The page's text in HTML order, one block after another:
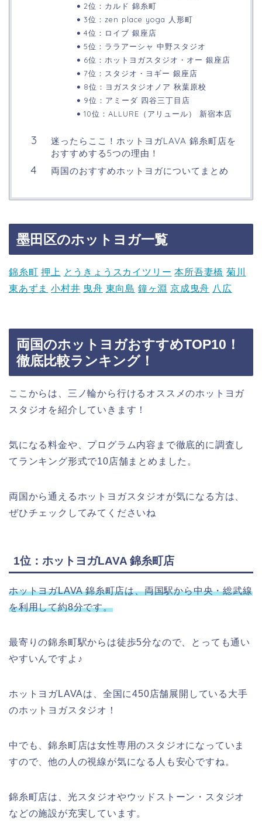
2位：カルド 錦糸町
3位：zen place yoga 人形町
4位：ロイブ 銀座店
5位：ララアーシャ 中野スタジオ
6位：ホットヨガスタジオ・オー 銀座店
7位：スタジオ・ヨギー 銀座店
8位：ヨガスタジオノア 秋葉原校
9位：アミーダ 四谷三丁目店
10位：ALLURE（アリュール） 新宿本店
迷ったらここ！ホットヨガLAVA 錦糸町店を
おすすめする5つの理由！
両国のおすすめホットヨガについてまとめ
墨田区のホットヨガ一覧
錦糸町 押上 とうきょうスカイツリー 本所吾妻橋 菊川
東あずま 小村井 曳舟 東向島 鐘ヶ淵 京成曳舟 八広
両国のホットヨガおすすめTOP10！
徹底比較ランキング！
ここからは、三ノ輪から行けるオススメのホットヨガ
スタジオを紹介していきます！
気になる料金や、プログラム内容まで徹底的に調査し
てランキング形式で10店舗まとめました。
両国から通えるホットヨガスタジオが気になる方は、
ぜひチェックしてみてくださいね
1位：ホットヨガLAVA 錦糸町店
ホットヨガLAVA 錦糸町店は、両国駅から中央・総武線
を利用して約8分です。
最寄りの錦糸町駅からは徒歩5分なので、とっても通い
やすいんですよ♪
ホットヨガLAVAは、全国に450店舗展開している大手
のホットヨガスタジオ！
中でも、錦糸町店は女性専用のスタジオになっていま
すので、他の人の視線が気になる人も安心ですね。
錦糸町店は、光スタジオやウッドストーン・スタジオ
などの施設が充実しています。